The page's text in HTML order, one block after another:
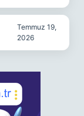
Temmuz 19,
2026